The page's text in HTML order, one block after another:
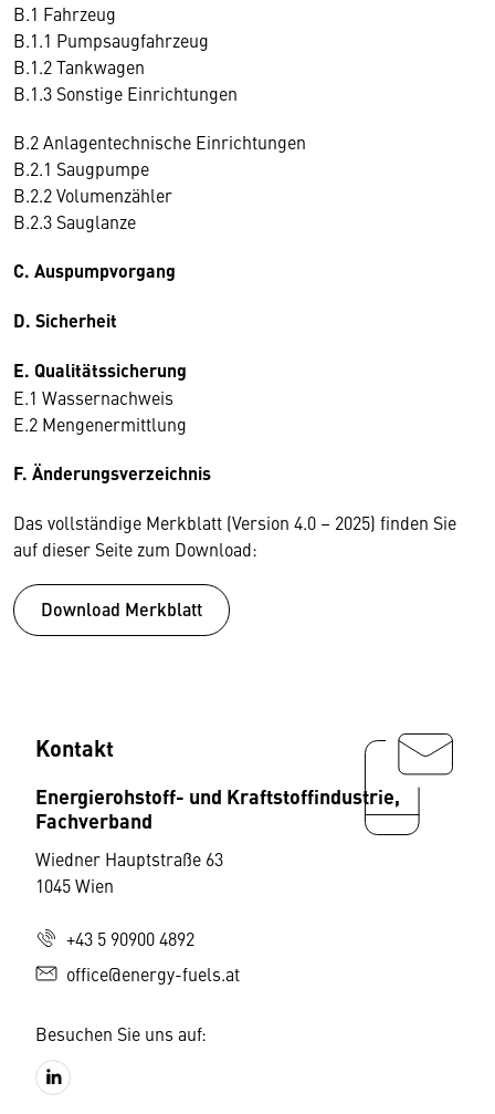
B.1 Fahrzeug
B.1.1 Pumpsaugfahrzeug
B.1.2 Tankwagen
B.1.3 Sonstige Einrichtungen
B.2 Anlagentechnische Einrichtungen
B.2.1 Saugpumpe
B.2.2 Volumenzähler
B.2.3 Sauglanze
C. Auspumpvorgang
D. Sicherheit
E. Qualitätssicherung
E.1 Wassernachweis
E.2 Mengenermittlung
F. Änderungsverzeichnis
Das vollständige Merkblatt (Version 4.0 – 2025) finden Sie
auf dieser Seite zum Download:
Download Merkblatt
Kontakt
Energierohstoff- und Kraftstoffindustrie,
Fachverband
Wiedner Hauptstraße 63
1045 Wien
+43 5 90900 4892
office@energy-fuels.at
Besuchen Sie uns auf: